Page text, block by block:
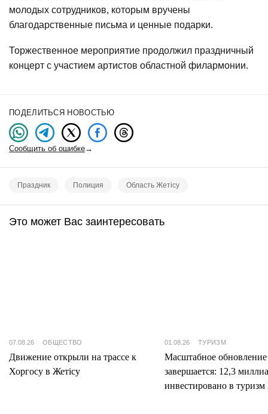
молодых сотрудников, которым вручены
благодарственные письма и ценные подарки.
Торжественное мероприятие продолжил праздничный
концерт с участием артистов областной филармонии.
ПОДЕЛИТЬСЯ НОВОСТЬЮ
Сообщить об ошибке→
Праздник Полиция Область Жетісу
Это может Вас заинтересовать
07.08.26 ОБЩЕСТВО
Движение открыли на трассе к
Хоргосу в Жетісу
01.08.26 ТУРИЗМ
Масштабное
завершается: 12,3
инвестировано в туризм